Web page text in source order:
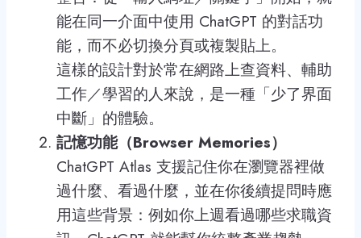
能在同一介面中使用 ChatGPT 的對話功
能，而不必切換分頁或複製貼上。
這樣的設計對於常在網路上查資料、輔助
工作／學習的人來說，是一種「少了界面
中斷」的體驗。
記憶功能（Browser Memories）
ChatGPT Atlas 支援記住你在瀏覽器裡做
過什麼、看過什麼，並在你後續提問時應
用這些背景：例如你上週看過哪些求職資